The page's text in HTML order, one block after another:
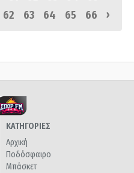
62 63 64 65 66 ›
ΚΑΤΗΓΟΡΙΕΣ
Αρχική
Ποδόσφαιρο
Μπάσκετ